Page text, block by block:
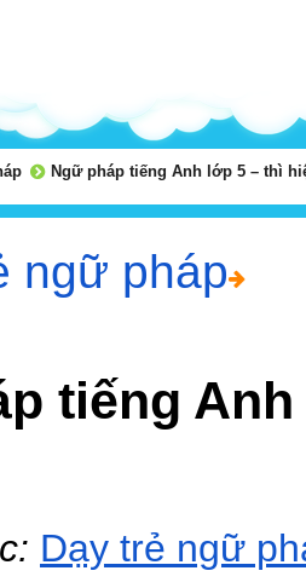
Ngữ pháp tiếng Anh lớp 5 – thì
ngữ pháp
tiếng
Dạy trẻ ngữ